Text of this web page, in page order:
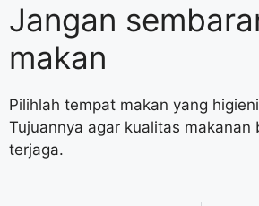
Jangan
makan
Pilihlah tempat makan yang
Tujuannya agar kualitas makanan
terjaga.